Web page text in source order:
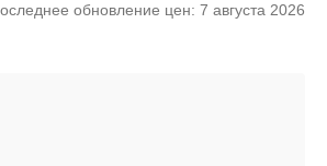
обновление цен: 7 августа 2026